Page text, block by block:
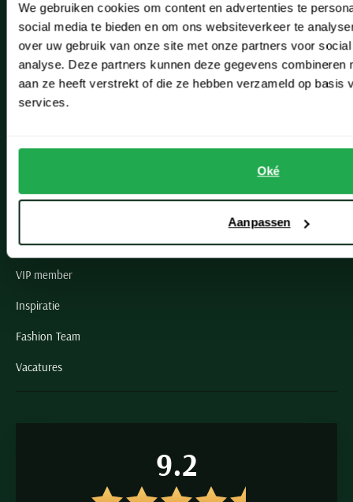
We gebruiken cookies om content en advertenties te
social media te bieden en om ons websiteverkeer te
over uw gebruik van onze site met onze partners voor
analyse. Deze partners kunnen deze gegevens combineren
aan ze heeft verstrekt of die ze hebben verzameld op basis
services.
Oké
Aanpassen
Leiderdorp
Lisse
Noordwijk
Oegstgeest
Paul & Shark specialist
VIP member
Inspiratie
Fashion Team
Vacatures
9.2